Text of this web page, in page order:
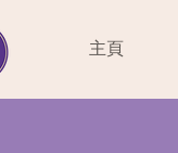
主頁